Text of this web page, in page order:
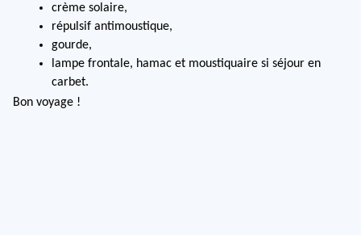
crème solaire,
répulsif antimoustique,
gourde,
lampe frontale, hamac et moustiquaire si séjour en
carbet.
Bon voyage !